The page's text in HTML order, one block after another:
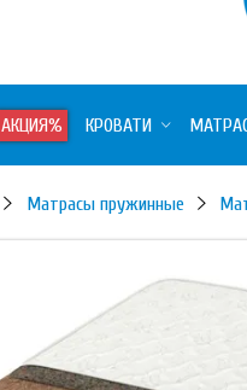
АКЦИЯ% КРОВАТИ
Матрасы пружинные